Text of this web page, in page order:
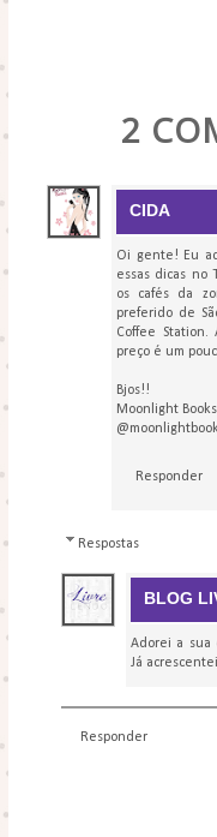
2
CIDA
Oi gente! Eu
essas dicas no
os cafés da
preferido de
Coffee Station.
preço é um
Bjos!!
Moonlight Books
Responder
Respostas
BLOG
Adorei a sua
Já
Responder